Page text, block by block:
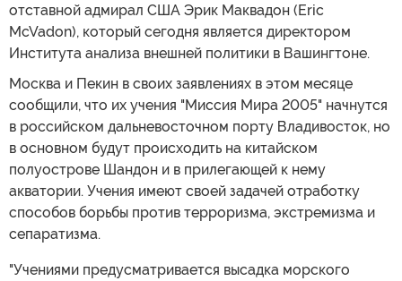
отставной адмирал США Эрик Маквадон (Eric
McVadon), который сегодня является директором
Института анализа внешней политики в Вашингтоне.
Москва и Пекин в своих заявлениях в этом месяце
сообщили, что их учения "Миссия Мира 2005" начнутся
в российском дальневосточном порту Владивосток, но
в основном будут происходить на китайском
полуострове Шандон и в прилегающей к нему
акватории. Учения имеют своей задачей отработку
способов борьбы против терроризма, экстремизма и
сепаратизма.
"Учениями предусматривается высадка морского